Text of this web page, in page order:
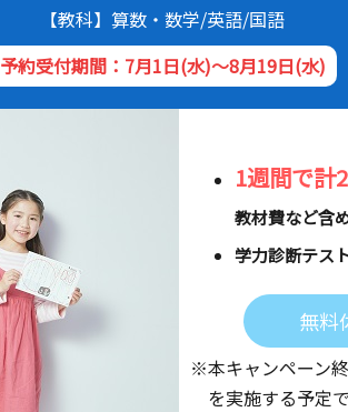
【教科】算数・数学/英語/国語
予約受付期間：7月1日(水)～8月19日(水)
1週間で計
教材費など含め
学力診断テス
無料
※本キャンペーン終
を実施する予定で